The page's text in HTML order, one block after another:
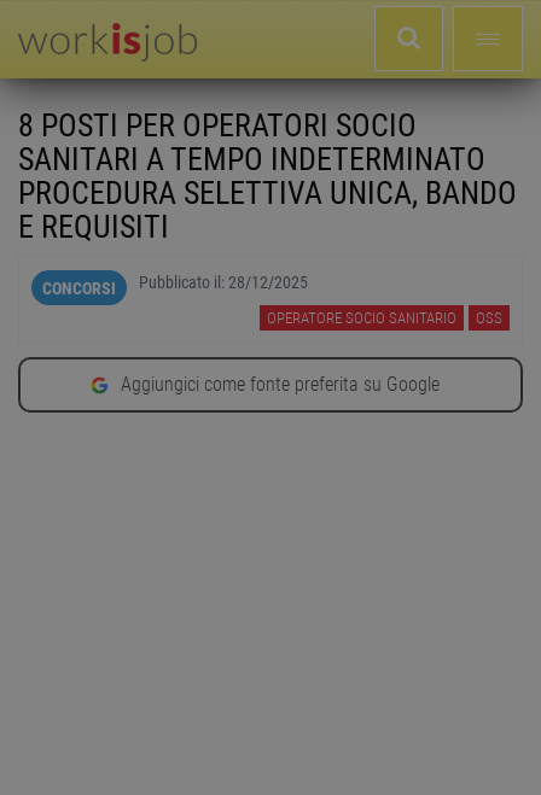
8 POSTI PER OPERATORI SOCIO
SANITARI A TEMPO INDETERMINATO
PROCEDURA SELETTIVA UNICA, BANDO
E REQUISITI
CONCORSI Pubblicato il: 28/12/2025
OPERATORE SOCIO SANITARIO OSS
Aggiungici come fonte preferita su Google